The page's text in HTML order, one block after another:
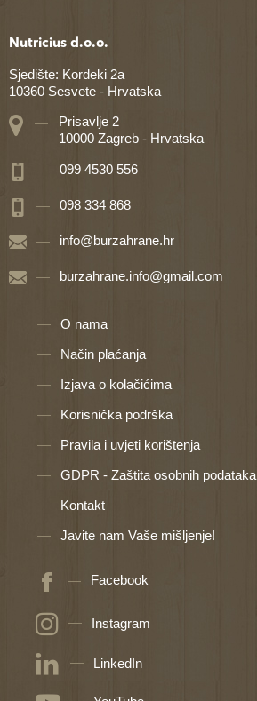
Nutricius d.o.o.
Sjedište: Kordeki 2a
10360 Sesvete - Hrvatska
Prisavlje 2
10000 Zagreb - Hrvatska
099 4530 556
098 334 868
info@burzahrane.hr
burzahrane.info@gmail.com
O nama
Način plaćanja
Izjava o kolačićima
Korisnička podrška
Pravila i uvjeti korištenja
GDPR - Zaštita osobnih podataka
Kontakt
Javite nam Vaše mišljenje!
Facebook
Instagram
LinkedIn